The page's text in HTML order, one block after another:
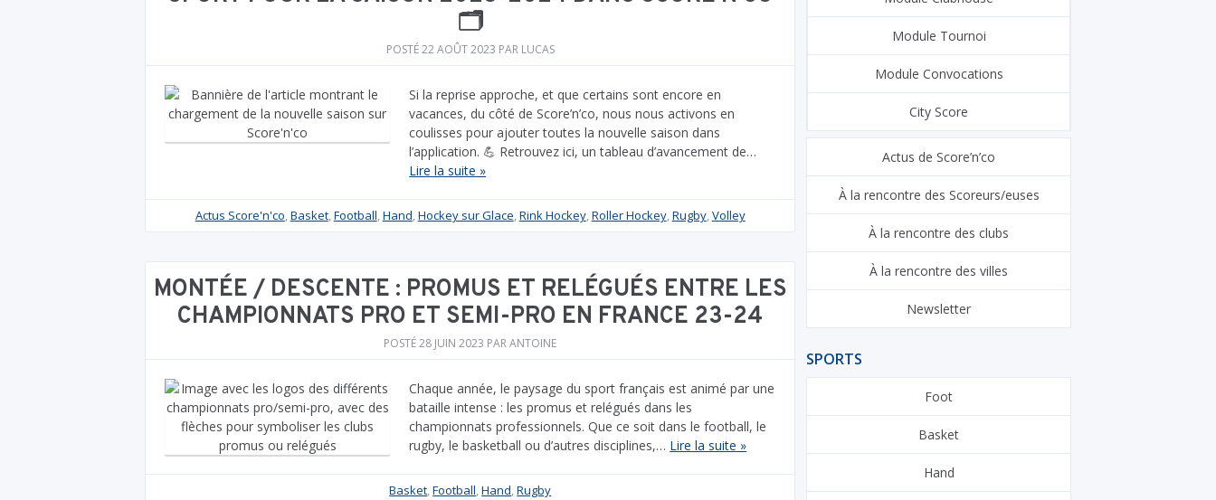
🗂️
POSTÉ22 AOÛT 2023 PAR LUCAS
Si la reprise approche, et que certains sont encore en
vacances, du côté de Score’n’co, nous nous activons en
coulisses pour ajouter toutes la nouvelle saison dans
l’application. 💪 Retrouvez ici, un tableau d’avancement de…
Lire la suite »
Actus Score'n'co,Basket,Football,Hand,Hockey sur Glace,Rink Hockey,Roller Hockey,Rugby,Volley
MONTÉE / DESCENTE : PROMUS ET RELÉGUÉS ENTRE LES
CHAMPIONNATS PRO ET SEMI-PRO EN FRANCE 23-24
POSTÉ28 JUIN 2023 PARANTOINE
Chaque année, le paysage du sport français est animé par une
bataille intense : les promus et relégués dans les
championnats professionnels. Que ce soit dans le football, le
rugby, le basketball ou d’autres disciplines,… Lire la suite »
Basket,Football,Hand,Rugby
Module Tournoi
Module Convocations
City Score
Actus de Score’n’co
À la rencontre des Scoreurs/euses
À la rencontre des clubs
À la rencontre des villes
Newsletter
SPORTS
Foot
Basket
Hand